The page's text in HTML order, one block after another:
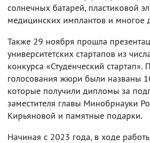
солнечных батарей, пластиковой
медицинских имплантов и многое
Также 29 ноября прошла
университетских стартапов из
конкурса «Студенческий стартап».
голосования жюри были названы
которые получили дипломы за
заместителя главы Минобрнауки
Кирьяновой и памятные подарки.
Начиная с 2023 года, в ходе